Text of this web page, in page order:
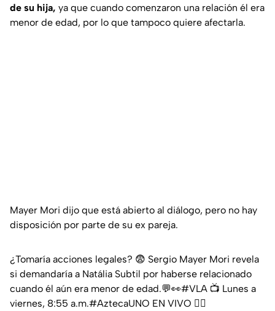
de su hija, ya que cuando comenzaron una relación él era
menor de edad, por lo que tampoco quiere afectarla.
Mayer Mori dijo que está abierto al diálogo, pero no hay
disposición por parte de su ex pareja.
¿Tomaría acciones legales? 😨 Sergio Mayer Mori revela
si demandaría a Natália Subtil por haberse relacionado
cuando él aún era menor de edad.💬👀#VLA 📺 Lunes a
viernes, 8:55 a.m.#AztecaUNO EN VIVO 👉🏼